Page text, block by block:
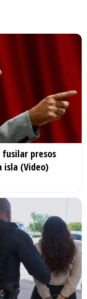
fusilar presos
isla (Video)